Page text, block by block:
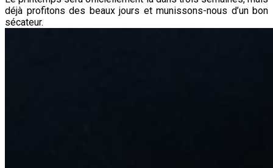
déjà profitons des beaux jours et munissons-nous d’un bon
sécateur.